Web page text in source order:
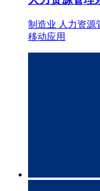
制造业 人力资源
移动应用